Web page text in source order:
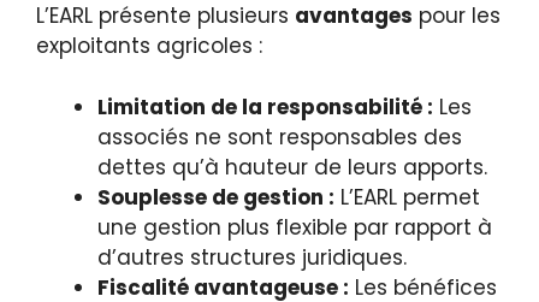
L’EARL présente plusieurs avantages pour les
exploitants agricoles :
Limitation de la responsabilité : Les
associés ne sont responsables des
dettes qu’à hauteur de leurs apports.
Souplesse de gestion : L’EARL permet
une gestion plus flexible par rapport à
d’autres structures juridiques.
Fiscalité avantageuse : Les bénéfices